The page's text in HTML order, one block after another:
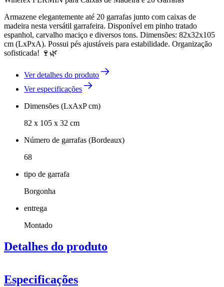
Armazene elegantemente até 20 garrafas junto com caixas de
madeira nesta versátil garrafeira. Disponível em pinho tratado
espanhol, carvalho maciço e diversos tons. Dimensões: 82x32x105
cm (LxPxA). Possui pés ajustáveis para estabilidade. Organização
sofisticada! 🍷🌿
Ver detalhes do produto
Ver especificações
Dimensões (LxAxP cm)
82 x 105 x 32 cm
Número de garrafas (Bordeaux)
68
tipo de garrafa
Borgonha
entrega
Montado
Detalhes do produto
Especificações